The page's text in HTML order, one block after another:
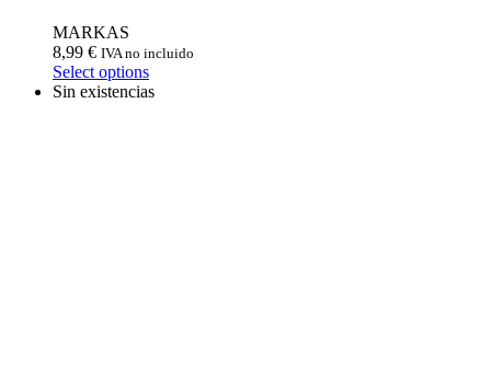
MARKAS
8,99 € IVA no incluido
Select options
Sin existencias